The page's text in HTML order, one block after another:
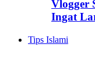
Vlogger
Ingat
Tips Islami